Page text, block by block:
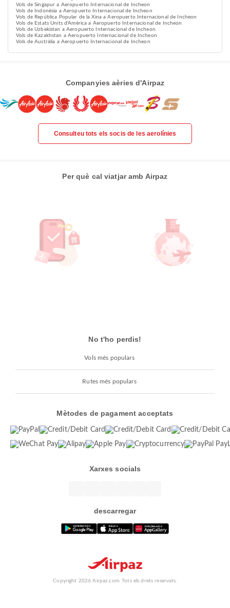
Vols de Singapur a Aeropuerto Internacional de Incheon
Vols de Indonèsia a Aeropuerto Internacional de Incheon
Vols de República Popular de la Xina a Aeropuerto Internacional de Incheon
Vols de Estats Units d'Amèrica a Aeropuerto Internacional de Incheon
Vols de Uzbekistan a Aeropuerto Internacional de Incheon
Vols de Kazakhstan a Aeropuerto Internacional de Incheon
Vols de Austràlia a Aeropuerto Internacional de Incheon
Companyies aèries d'Airpaz
Consulteu tots els socis de les aerolínies
Per què cal viatjar amb Airpaz
No t'ho perdis!
Vols més populars
Rutes més populars
Mètodes de pagament acceptats
Xarxes socials
descarregar
Copyright 2026 Airpaz.com. Tots els drets reservats.